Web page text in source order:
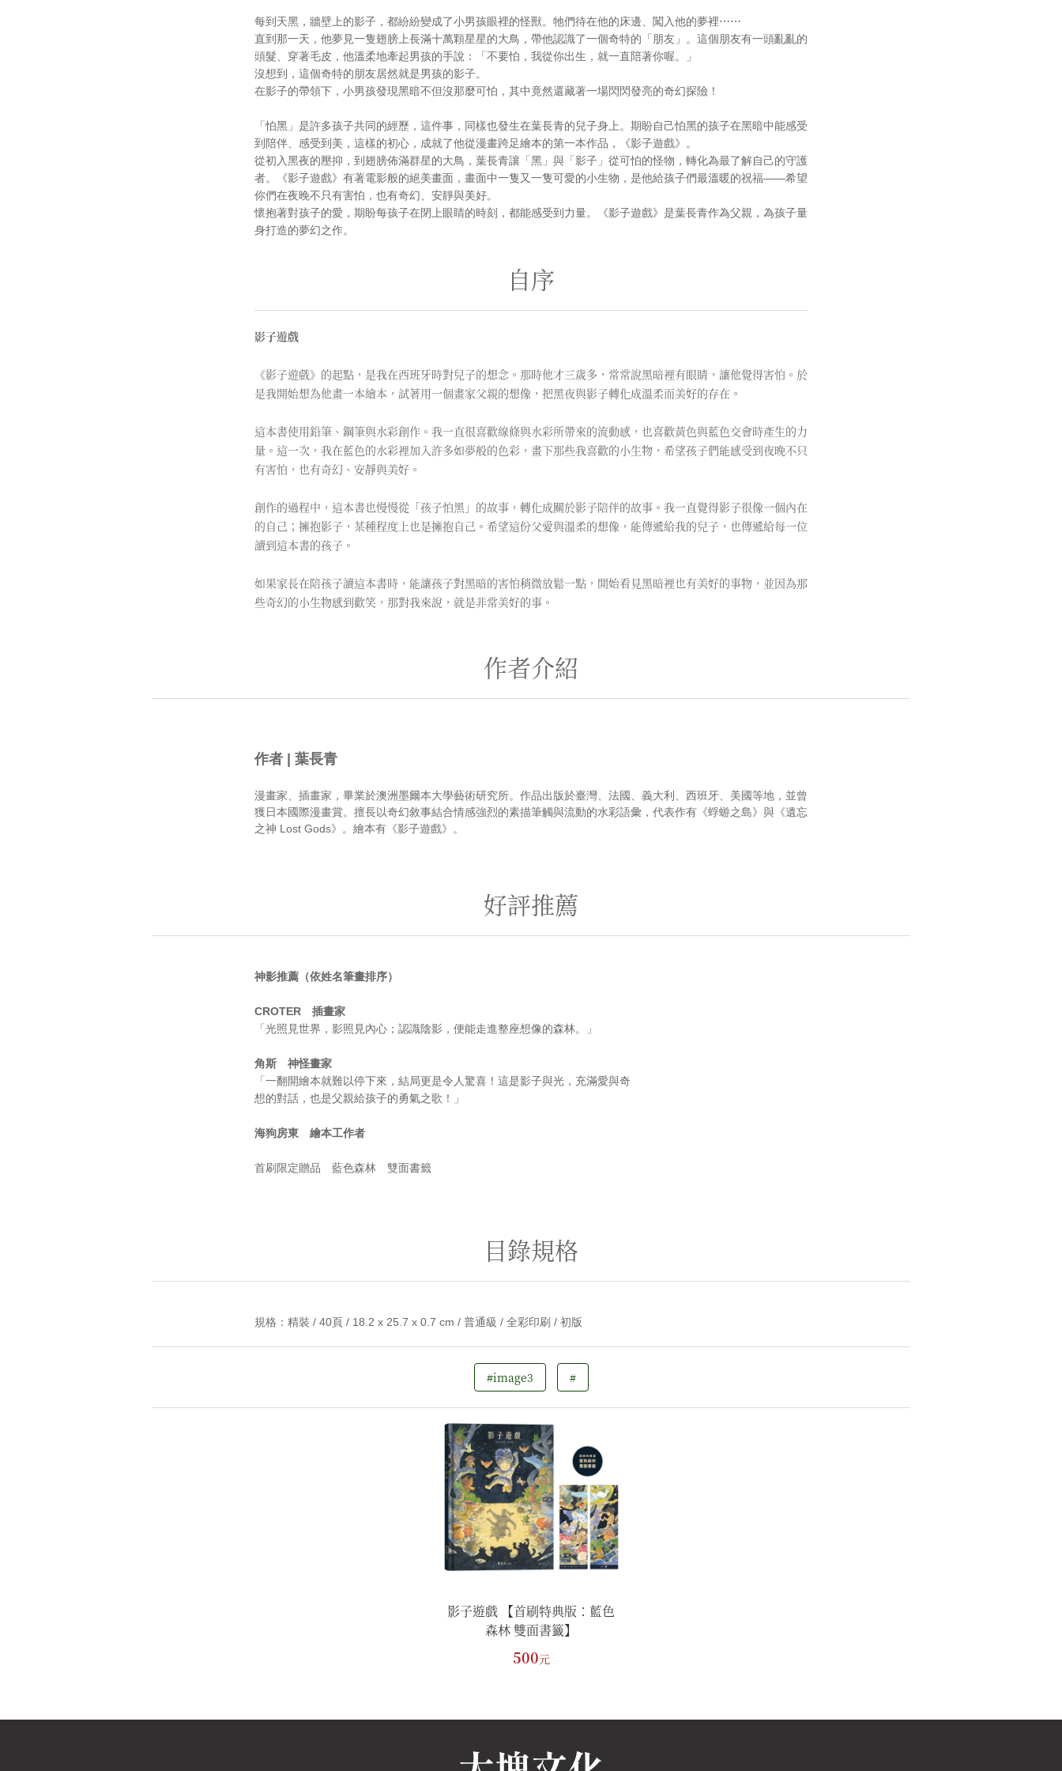
每到天黑，牆壁上的影子，都紛紛變成了小男孩眼裡的怪獸。牠們待在他的床邊、闖入他的夢裡⋯⋯
直到那一天，他夢見一隻翅膀上長滿十萬顆星星的大鳥，帶他認識了一個奇特的「朋友」。這個朋友有一頭亂亂的
頭髮、穿著毛皮，他溫柔地牽起男孩的手說：「不要怕，我從你出生，就一直陪著你喔。」
沒想到，這個奇特的朋友居然就是男孩的影子。
在影子的帶領下，小男孩發現黑暗不但沒那麼可怕，其中竟然還藏著一場閃閃發亮的奇幻探險！
「怕黑」是許多孩子共同的經歷，這件事，同樣也發生在葉長青的兒子身上。期盼自己怕黑的孩子在黑暗中能感受
到陪伴、感受到美，這樣的初心，成就了他從漫畫跨足繪本的第一本作品，《影子遊戲》。
從初入黑夜的壓抑，到翅膀佈滿群星的大鳥，葉長青讓「黑」與「影子」從可怕的怪物，轉化為最了解自己的守護
者。《影子遊戲》有著電影般的絕美畫面，畫面中一隻又一隻可愛的小生物，是他給孩子們最溫暖的祝福——希望
你們在夜晚不只有害怕，也有奇幻、安靜與美好。
懷抱著對孩子的愛，期盼每孩子在閉上眼睛的時刻，都能感受到力量。《影子遊戲》是葉長青作為父親，為孩子量
身打造的夢幻之作。
自序
影子遊戲
《影子遊戲》的起點，是我在西班牙時對兒子的想念。那時他才三歲多，常常說黑暗裡有眼睛，讓他覺得害怕。於
是我開始想為他畫一本繪本，試著用一個畫家父親的想像，把黑夜與影子轉化成溫柔而美好的存在。
這本書使用鉛筆、鋼筆與水彩創作。我一直很喜歡線條與水彩所帶來的流動感，也喜歡黃色與藍色交會時產生的力
量。這一次，我在藍色的水彩裡加入許多如夢般的色彩，畫下那些我喜歡的小生物，希望孩子們能感受到夜晚不只
有害怕，也有奇幻、安靜與美好。
創作的過程中，這本書也慢慢從「孩子怕黑」的故事，轉化成關於影子陪伴的故事。我一直覺得影子很像一個內在
的自己；擁抱影子，某種程度上也是擁抱自己。希望這份父愛與溫柔的想像，能傳遞給我的兒子，也傳遞給每一位
讀到這本書的孩子。
如果家長在陪孩子讀這本書時，能讓孩子對黑暗的害怕稍微放鬆一點，開始看見黑暗裡也有美好的事物，並因為那
些奇幻的小生物感到歡笑，那對我來說，就是非常美好的事。
作者介紹
作者 | 葉長青
漫畫家、插畫家，畢業於澳洲墨爾本大學藝術研究所。作品出版於臺灣、法國、義大利、西班牙、美國等地，並曾
獲日本國際漫畫賞。擅長以奇幻敘事結合情感強烈的素描筆觸與流動的水彩語彙，代表作有《蜉蝣之島》與《遺忘
之神 Lost Gods》。繪本有《影子遊戲》。
好評推薦
神影推薦（依姓名筆畫排序）
CROTER 插畫家
「光照見世界，影照見內心；認識陰影，便能走進整座想像的森林。」
角斯 神怪畫家
「一翻開繪本就難以停下來，結局更是令人驚喜！這是影子與光，充滿愛與奇
想的對話，也是父親給孩子的勇氣之歌！」
海狗房東 繪本工作者
首刷限定贈品 藍色森林 雙面書籤
目錄規格
規格：精裝 / 40頁 / 18.2 x 25.7 x 0.7 cm / 普通級 / 全彩印刷 / 初版
#image3 #
影子遊戲 【首刷特典版：藍色
森林 雙面書籤】
500元